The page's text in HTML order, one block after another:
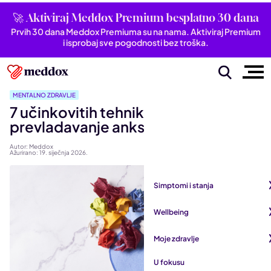
🚀 Aktiviraj Meddox Premium besplatno 30 dana
Prvih 30 dana Meddox Premiuma su na nama. Aktiviraj Premium
i isprobaj sve pogodnosti bez troška.
Simptomi i stanja
Bubrezi i mokraćni sustav
Dišni sustav
Wellbeing
Moje zdravlje
Pogledaj sve iz kategorije
U fokusu
MENTALNO ZDRAVLJE
7 učinkovitih tehnika za
prevladavanje anksioznosti
Autor: Meddox
Ažurirano: 19. siječnja 2026.